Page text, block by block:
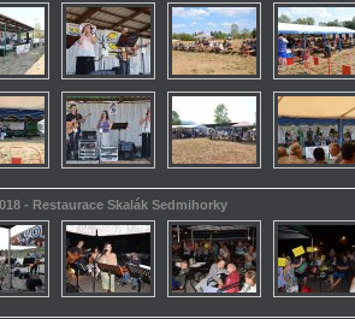
- Restaurace Skalák Sedmihorky